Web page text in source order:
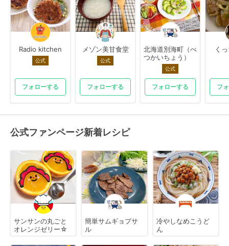
Radio kitchen
公式
フォローする
メゾン美甘食堂
公式
フォローする
北海道別海町（べ
つかいちょう）
公式
フォローする
く
フ
公式ファンページ新着レシピ
サンサンの丸ごと
オレンジゼリー☆
簡単サムギョプサ
ル
冷やしなめこうど
ん